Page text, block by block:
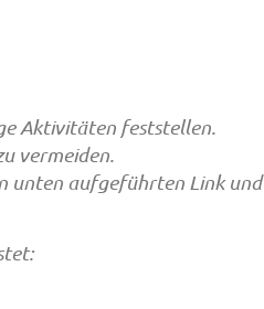
Aktivitäten feststellen.
vermeiden.
unten aufgeführten Link und